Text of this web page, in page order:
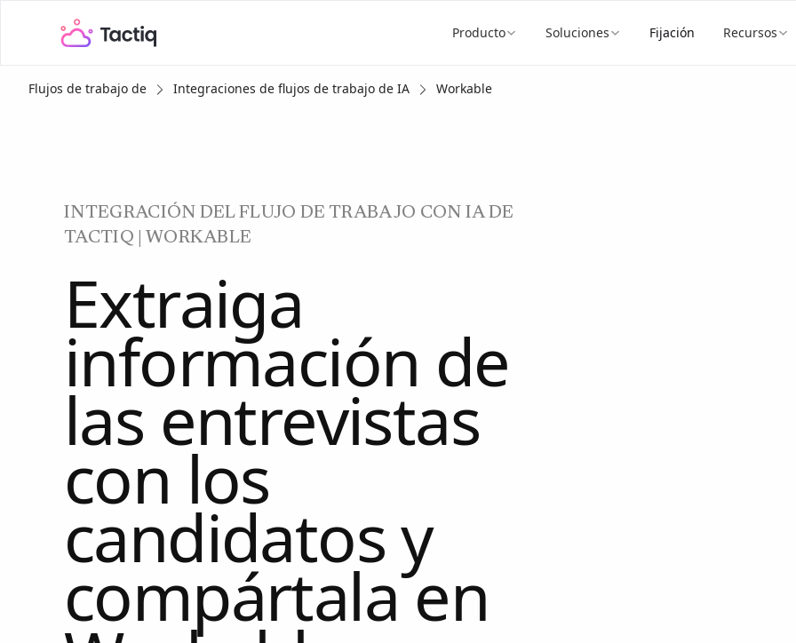
Producto Soluciones Fijación Recursos
Flujos de trabajo de Integraciones de flujos de trabajo de IA Workable
INTEGRACIÓN DEL FLUJO DE TRABAJO CON IA DE
TACTIQ | WORKABLE
Extraiga
información de
las entrevistas
con los
candidatos y
compártala en